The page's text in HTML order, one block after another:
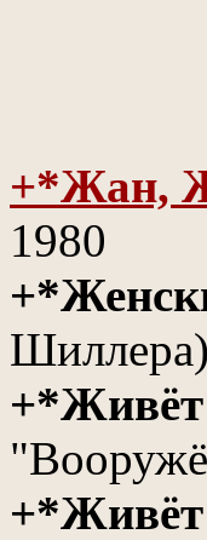
+*Жан,
1980
Шиллера)
+*Живёт